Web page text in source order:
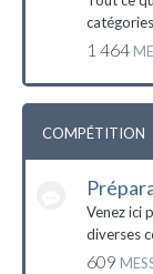
1 464
COMPÉTITION
Venez ici
diverses
609